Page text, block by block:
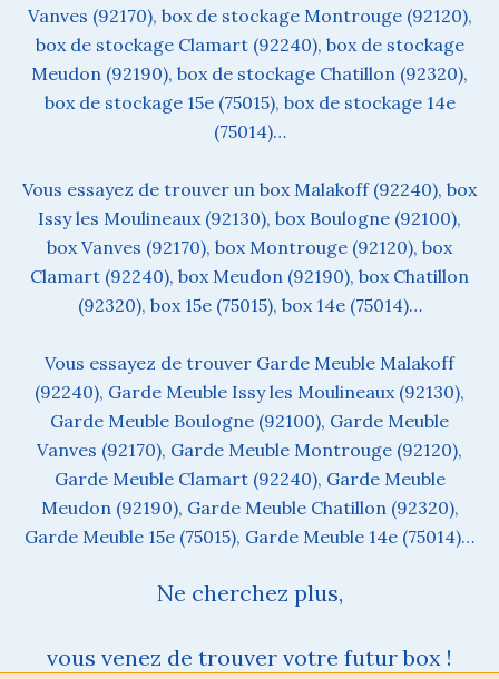
Vanves (92170), box de stockage Montrouge (92120),
box de stockage Clamart (92240), box de stockage
Meudon (92190), box de stockage Chatillon (92320),
box de stockage 15e (75015), box de stockage 14e
(75014)…
Vous essayez de trouver un box Malakoff (92240), box
Issy les Moulineaux (92130), box Boulogne (92100),
box Vanves (92170), box Montrouge (92120), box
Clamart (92240), box Meudon (92190), box Chatillon
(92320), box 15e (75015), box 14e (75014)…
Vous essayez de trouver Garde Meuble Malakoff
(92240), Garde Meuble Issy les Moulineaux (92130),
Garde Meuble Boulogne (92100), Garde Meuble
Vanves (92170), Garde Meuble Montrouge (92120),
Garde Meuble Clamart (92240), Garde Meuble
Meudon (92190), Garde Meuble Chatillon (92320),
Garde Meuble 15e (75015), Garde Meuble 14e (75014)…
Ne cherchez plus,
vous venez de trouver votre futur box !